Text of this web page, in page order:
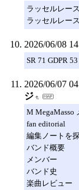
ラッセルレー
ラッセルレー
2026/06/08
SR 71 GDPR
2026/06/07
ジ
M MegaMasso
fan editorial
編集ノートを
バンド概要
メンバー
バンド史
楽曲レビュー